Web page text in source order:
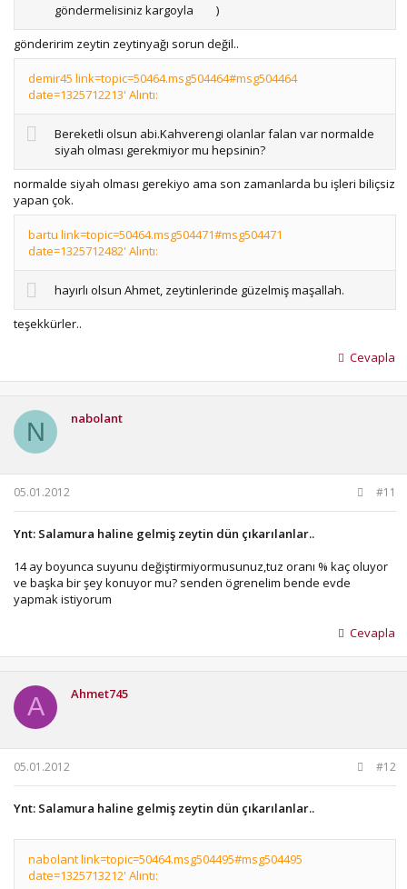
göndermelisiniz kargoyla
)
gönderirim zeytin zeytinyağı sorun değil..
demir45 link=topic=50464.msg504464#msg504464
date=1325712213' Alıntı:
Bereketli olsun abi.Kahverengi olanlar falan var normalde
siyah olması gerekmiyor mu hepsinin?
normalde siyah olması gerekiyo ama son zamanlarda bu işleri biliçsiz
yapan çok.
bartu link=topic=50464.msg504471#msg504471
date=1325712482' Alıntı:
hayırlı olsun Ahmet, zeytinlerinde güzelmiş maşallah.
teşekkürler..
Cevapla
N nabolant
05.01.2012 #11
Ynt: Salamura haline gelmiş zeytin dün çıkarılanlar..
14 ay boyunca suyunu değiştirmiyormusunuz,tuz oranı % kaç oluyor
ve başka bir şey konuyor mu? senden ögrenelim bende evde
yapmak istiyorum
Cevapla
A Ahmet745
05.01.2012 #12
Ynt: Salamura haline gelmiş zeytin dün çıkarılanlar..
nabolant link=topic=50464.msg504495#msg504495
date=1325713212' Alıntı: